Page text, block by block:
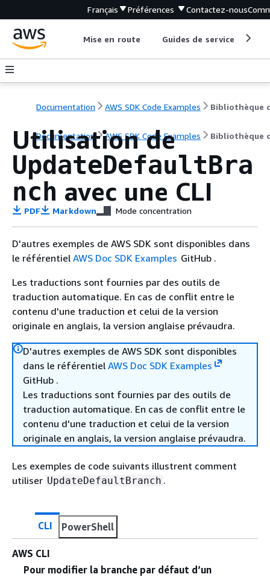
Français Préférences Contactez-nous
Mise en route Guides de service
Documentation AWS SDK Code Examples
Documentation AWS SDK Code Examples Bibliothèque
Utilisation de
UpdateDefaultBra
nch avec une CLI
PDF Markdown Mode concentration
D'autres exemples de AWS SDK sont disponibles dans
le référentiel AWS Doc SDK Examples GitHub .
Les traductions sont fournies par des outils de
traduction automatique. En cas de conflit entre le
contenu d'une traduction et celui de la version
originale en anglais, la version anglaise prévaudra.
D'autres exemples de AWS SDK sont disponibles
dans le référentiel AWS Doc SDK Examples
GitHub .
Les traductions sont fournies par des outils de
traduction automatique. En cas de conflit entre le
contenu d'une traduction et celui de la version
originale en anglais, la version anglaise prévaudra.
Les exemples de code suivants illustrent comment
utiliser UpdateDefaultBranch .
CLI PowerShell
AWS CLI
Pour modifier la branche par défaut d’un